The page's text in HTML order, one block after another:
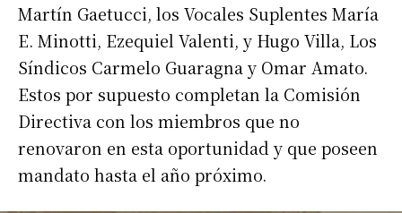
Martín Gaetucci, los Vocales Suplentes María
E. Minotti, Ezequiel Valenti, y Hugo Villa, Los
Síndicos Carmelo Guaragna y Omar Amato.
Estos por supuesto completan la Comisión
Directiva con los miembros que no
renovaron en esta oportunidad y que poseen
mandato hasta el año próximo.